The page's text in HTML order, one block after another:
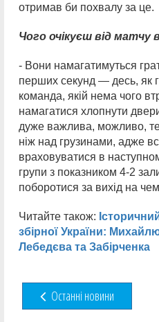
отримав би похвалу за це.
Чого очікуєш від матчу
- Вони намагатимуться
перших секунд — десь, як
команда, якій нема чого
намагатися хлопнути
дуже важлива, можливо,
ніж над грузинами, адже
враховуватися в
групи з показником 4-2
поборотися за вихід на
Читайте також:
збірної України:
Лебедєва та Забірченка
Останні новини